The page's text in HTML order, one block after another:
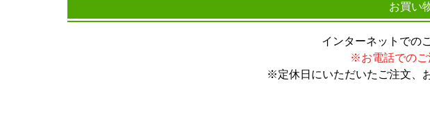
お買い
インターネットでの
※お電話でのご
※定休日にいただいたご注文、